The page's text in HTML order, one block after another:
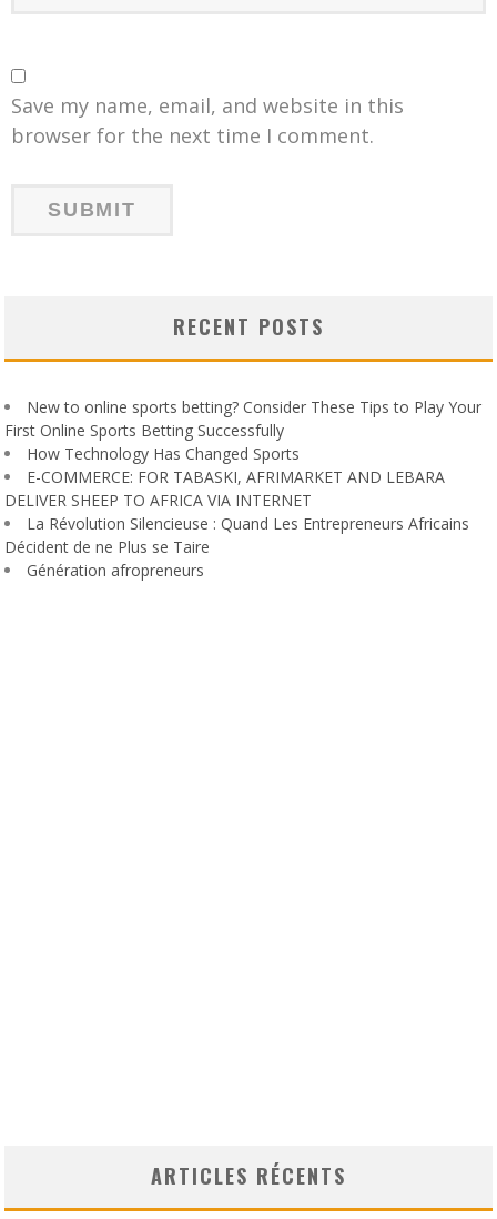
Save my name, email, and website in this
browser for the next time I comment.
RECENT POSTS
New to online sports betting? Consider These Tips to Play Your
First Online Sports Betting Successfully
How Technology Has Changed Sports
E-COMMERCE: FOR TABASKI, AFRIMARKET AND LEBARA
DELIVER SHEEP TO AFRICA VIA INTERNET
La Révolution Silencieuse : Quand Les Entrepreneurs Africains
Décident de ne Plus se Taire
Génération afropreneurs
ARTICLES RÉCENTS